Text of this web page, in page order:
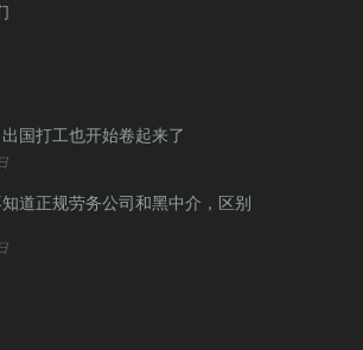
国打工也开始卷起来了
道正规劳务公司和黑中介，区别